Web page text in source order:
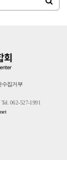
수집거부
Tel. 062-527-1991